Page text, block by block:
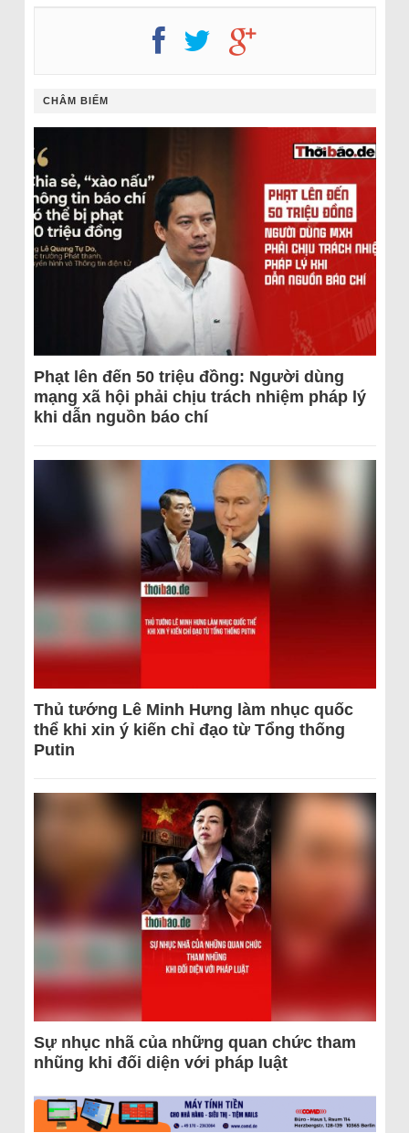
CHÂM BIẾM
Phạt lên đến 50 triệu đồng: Người dùng
mạng xã hội phải chịu trách nhiệm pháp lý
khi dẫn nguồn báo chí
Thủ tướng Lê Minh Hưng làm nhục quốc
thể khi xin ý kiến chỉ đạo từ Tổng thống
Putin
Sự nhục nhã của những quan chức tham
nhũng khi đối diện với pháp luật